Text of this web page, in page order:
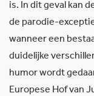
is. In dit geval kan
de parodie-
wanneer een
duidelijke
humor wordt
Europese Hof van